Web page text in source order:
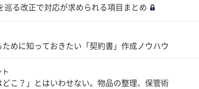
る改正で対応が求められる項目まとめ
めに知っておきたい「契約書」作成ノウハウ
こ？」とはいわせない。物品の整理、保管術